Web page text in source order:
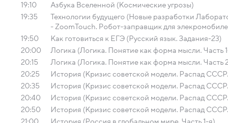
19:10
Азбука Вселенной (Космические угрозы)
19:35
Технологии будущего (Новые разработки
- ZoomTouch. Робот-заправщик для
19:50
Как готовиться к ЕГЭ (Русский язык. Задания-23)
20:00
Логика (Логика. Понятие как форма мысли. Часть
20:15
Логика (Логика. Понятие как форма мысли. Часть
20:25
История (Кризис советской модели. Распад
20:35
История (Кризис советской модели. Распад
20:40
История (Кризис советской модели. Распад
20:50
История (Кризис советской модели. Распад